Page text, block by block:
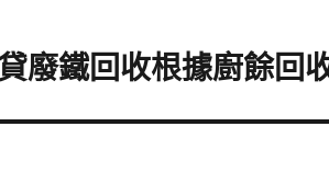
廢鐵回收根據廚餘回